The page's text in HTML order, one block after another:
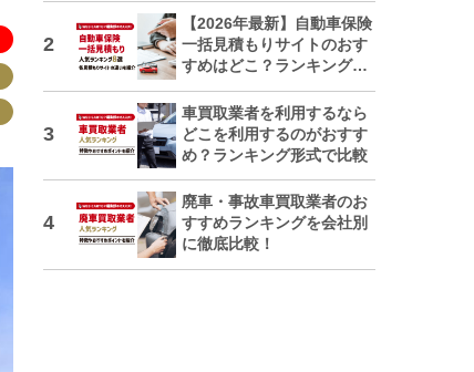
【2026年最新】自動車保険
一括見積もりサイトのおす
すめはどこ？ランキングで
車買取業者を利用するなら
どこを利用するのがおすす
め？ランキング形式で比較
廃車・事故車買取業者のお
すすめランキングを会社別
に徹底比較！